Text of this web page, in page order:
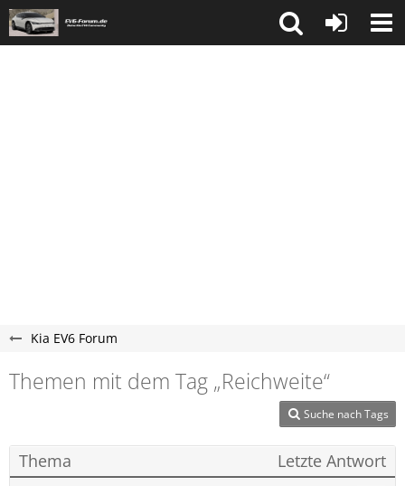
Kia EV6 Forum
Themen mit dem Tag „Reichweite“
Suche nach Tags
Thema Letzte Antwort